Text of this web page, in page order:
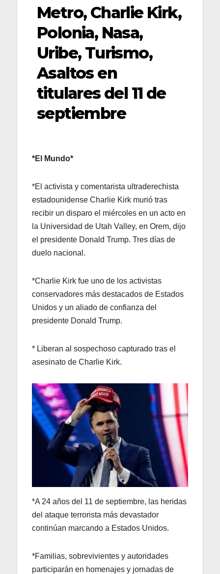
Metro, Charlie Kirk,
Polonia, Nasa,
Uribe, Turismo,
Asaltos en
titulares del 11 de
septiembre
*El Mundo*
*El activista y comentarista ultraderechista
estadounidense Charlie Kirk murió tras
recibir un disparo el miércoles en un acto en
la Universidad de Utah Valley, en Orem, dijo
el presidente Donald Trump. Tres días de
duelo nacional.
*Charlie Kirk fue uno de los activistas
conservadores más destacados de Estados
Unidos y un aliado de confianza del
presidente Donald Trump.
* Liberan al sospechoso capturado tras el
asesinato de Charlie Kirk.
*A 24 años del 11 de septiembre, las heridas
del ataque terrorista más devastador
continúan marcando a Estados Unidos.
*Familias, sobrevivientes y autoridades
participarán en homenajes y jornadas de